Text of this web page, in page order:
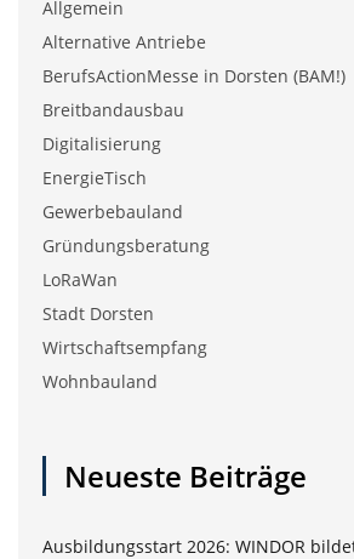
Allgemein
Alternative Antriebe
BerufsActionMesse in Dorsten (BAM!)
Breitbandausbau
Digitalisierung
EnergieTisch
Gewerbebauland
Gründungsberatung
LoRaWan
Stadt Dorsten
Wirtschaftsempfang
Wohnbauland
Neueste Beiträge
Ausbildungsstart 2026: WINDOR